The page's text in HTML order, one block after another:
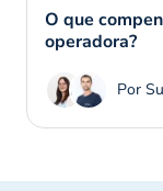
O que
operadora?
Por